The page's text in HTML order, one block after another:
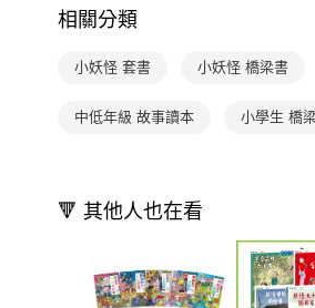
相關分類
小妖怪 套書 小妖怪 橋梁書
中低年級 故事讀本 小學生 橋
🔻 其他人也在看